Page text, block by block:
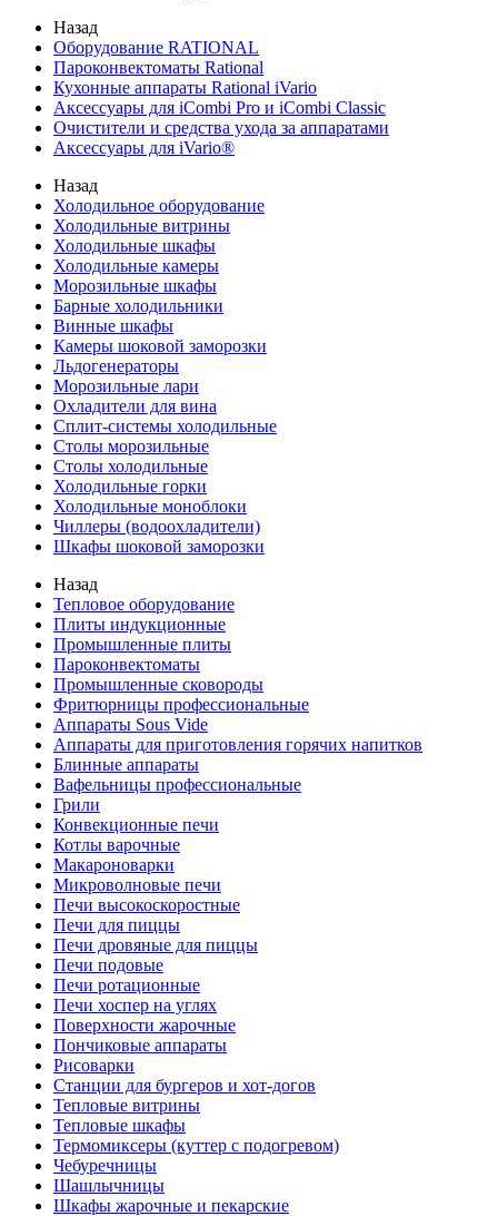
Назад
Оборудование RATIONAL
Пароконвектоматы Rational
Кухонные аппараты Rational iVario
Аксессуары для iCombi Pro и iCombi Classic
Очистители и средства ухода за аппаратами
Аксессуары для iVario®
Назад
Холодильное оборудование
Холодильные витрины
Холодильные шкафы
Холодильные камеры
Морозильные шкафы
Барные холодильники
Винные шкафы
Камеры шоковой заморозки
Льдогенераторы
Морозильные лари
Охладители для вина
Сплит-системы холодильные
Столы морозильные
Столы холодильные
Холодильные горки
Холодильные моноблоки
Чиллеры (водоохладители)
Шкафы шоковой заморозки
Назад
Тепловое оборудование
Плиты индукционные
Промышленные плиты
Пароконвектоматы
Промышленные сковороды
Фритюрницы профессиональные
Аппараты Sous Vide
Аппараты для приготовления горячих напитков
Блинные аппараты
Вафельницы профессиональные
Грили
Конвекционные печи
Котлы варочные
Макароноварки
Микроволновые печи
Печи высокоскоростные
Печи для пиццы
Печи дровяные для пиццы
Печи подовые
Печи ротационные
Печи хоспер на углях
Поверхности жарочные
Пончиковые аппараты
Рисоварки
Станции для бургеров и хот-догов
Тепловые витрины
Тепловые шкафы
Термомиксеры (куттер с подогревом)
Чебуречницы
Шашлычницы
Шкафы жарочные и пекарские